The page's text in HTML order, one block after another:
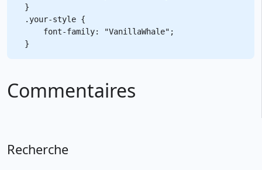
}
.your-style {
    font-family: "VanillaWhale";
Commentaires
Recherche